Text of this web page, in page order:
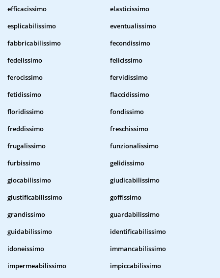
efficacissimo
elasticissimo
esplicabilissimo
eventualissimo
fabbricabilissimo
fecondissimo
fedelissimo
felicissimo
ferocissimo
fervidissimo
fetidissimo
flaccidissimo
floridissimo
fondissimo
freddissimo
freschissimo
frugalissimo
funzionalissimo
furbissimo
gelidissimo
giocabilissimo
giudicabilissimo
giustificabilissimo
goffissimo
grandissimo
guardabilissimo
guidabilissimo
identificabilissimo
idoneissimo
immancabilissimo
impermeabilissimo
impiccabilissimo